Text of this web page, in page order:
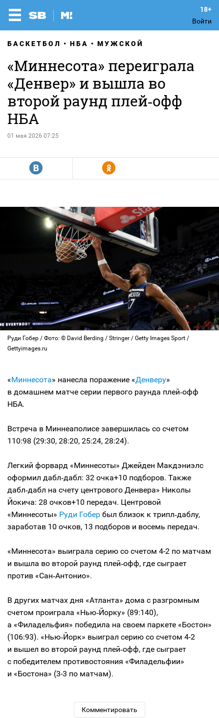
Войти
БАСКЕТБОЛ НБА МУЖСКОЙ
«Миннесота» переиграла
«Денвер» и вышла во
второй раунд плей‑офф
НБА
01 мая 2026 07:25
R Y
Руди Гобер / Фото: © David Berding / Stringer / Getty Images Sport /
Gettyimages.ru
«Миннесота» нанесла поражение «Денверу»
в домашнем матче серии первого раунда плей‑офф
НБА.
Встреча в Миннеаполисе завершилась со счетом
110:98 (29:30, 28:20, 25:24, 28:24).
Легкий форвард «Миннесоты» Джейден Макдэниэлс
оформил дабл‑дабл: 32 очка+10 подборов. Также
дабл‑дабл на счету центрового Денвера» Николы
Йокича: 28 очков+10 передач. Центровой
«Миннесоты» Руди Гобер был близок к трипл‑даблу,
заработав 10 очков, 13 подборов и восемь передач.
«Миннесота» выиграла серию со счетом 4-2 по матчам
и вышла во второй раунд плей‑офф, где сыграет
против «Сан‑Антонио».
В других матчах дня «Атланта» дома с разгромным
счетом проиграла «Нью‑Йорку» (89:140),
а «Филадельфия» победила на своем паркете «Бостон»
(106:93). «Нью‑Йорк» выиграл серию со счетом 4-2
и вышел во второй раунд плей‑офф, где сыграет
с победителем противостояния «Филадельфии»
и «Бостона» (3-3 по матчам).
Комментировать